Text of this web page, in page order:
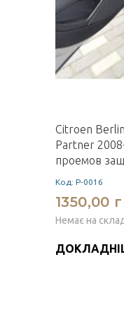
Citroen
Partner
проемов
Код: P-0016
1350,00
Немає на